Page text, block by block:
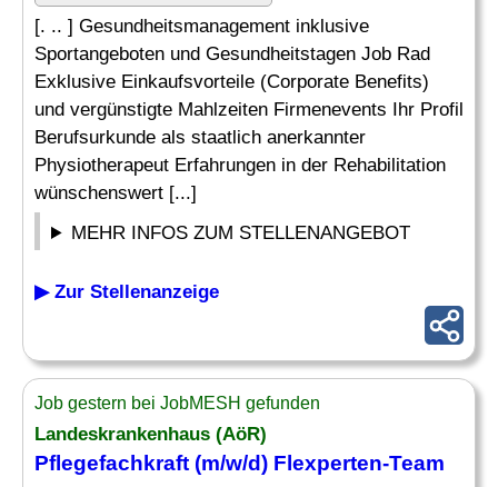
[. .. ] Gesundheitsmanagement inklusive
Sportangeboten und Gesundheitstagen Job Rad
Exklusive Einkaufsvorteile (Corporate Benefits)
und vergünstigte Mahlzeiten Firmenevents Ihr Profil
Berufsurkunde als staatlich anerkannter
Physiotherapeut Erfahrungen in der Rehabilitation
wünschenswert [...]
MEHR INFOS ZUM STELLENANGEBOT
▶ Zur Stellenanzeige
Job gestern bei JobMESH gefunden
Landeskrankenhaus (AöR)
Pflegefachkraft (m/w/d) Flexperten-Team